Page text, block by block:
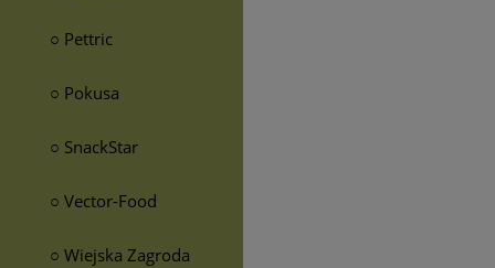
○ Pettric
○ Pokusa
○ SnackStar
○ Vector-Food
○ Wiejska Zagroda